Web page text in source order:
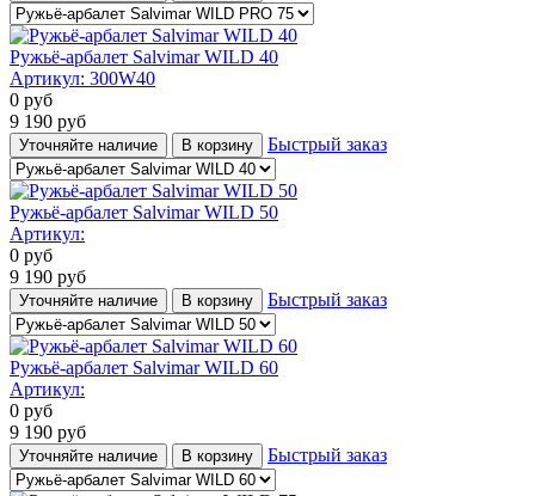
Ружьё-арбалет Salvimar WILD 40
Артикул: 300W40
0 руб
9 190 руб
Уточняйте наличие В корзину Быстрый заказ
Ружьё-арбалет Salvimar WILD 50
Артикул:
0 руб
9 190 руб
Уточняйте наличие В корзину Быстрый заказ
Ружьё-арбалет Salvimar WILD 60
Артикул:
0 руб
9 190 руб
Уточняйте наличие В корзину Быстрый заказ